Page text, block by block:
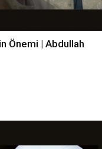
Önemi | Abdullah